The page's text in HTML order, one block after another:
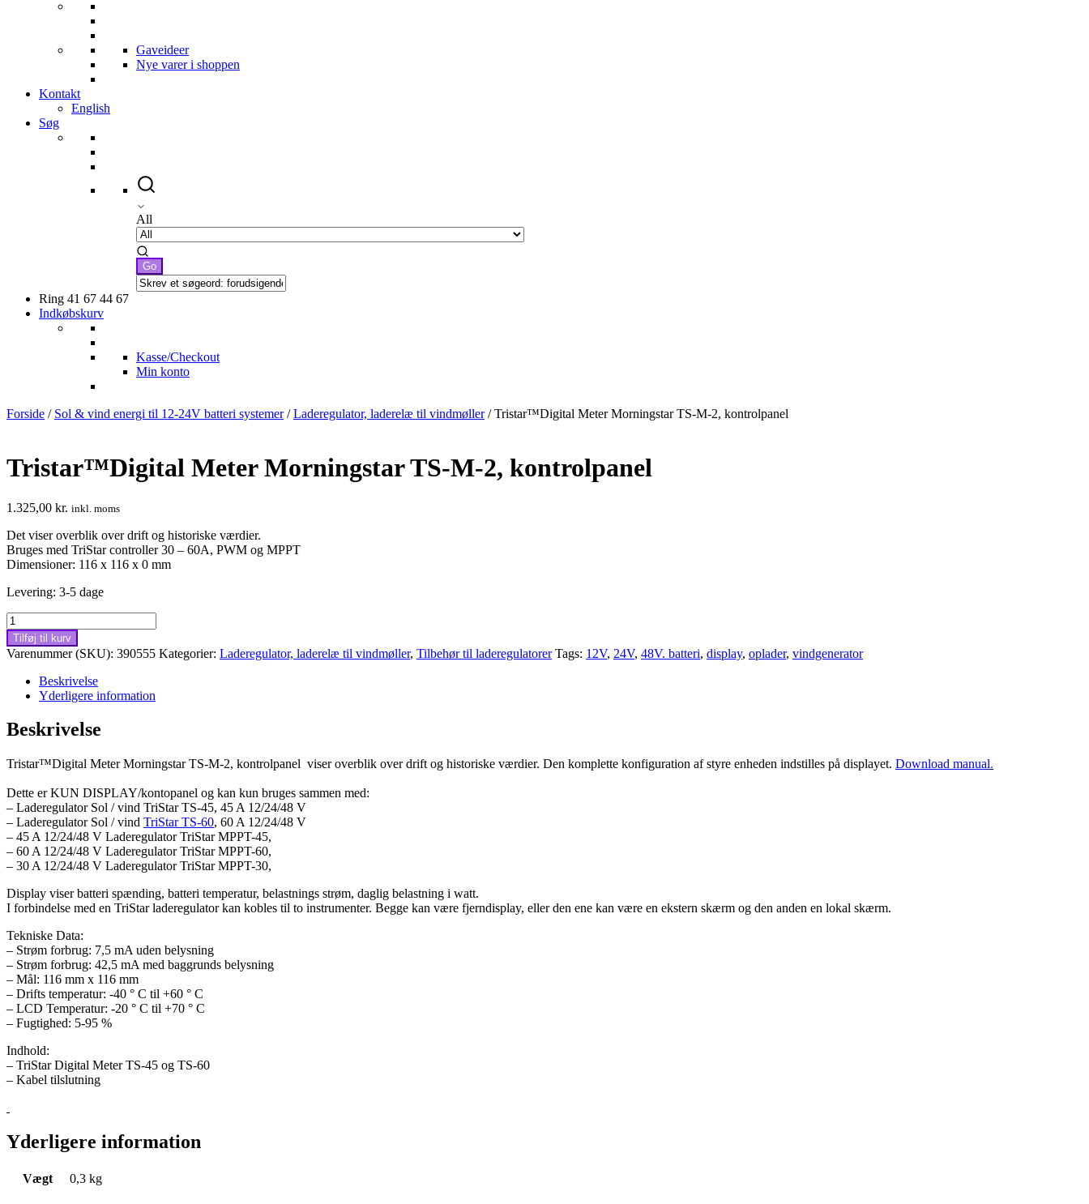
Gaveideer
Nye varer i shoppen
Kontakt
English
Søg
All
Ring 41 67 44 67
Indkøbskurv
Kasse/Checkout
Min konto
Forside / Sol & vind energi til 12-24V batteri systemer/Laderegulator, laderelæ til vindmøller/ Tristar™Digital Meter Morningstar TS-M-2, kontrolpanel
Tristar™Digital Meter Morningstar TS-M-2, kontrolpanel
1.325,00 kr. inkl. moms
Det viser overblik over drift og historiske værdier.
Bruges med TriStar controller 30 – 60A, PWM og MPPT
Dimensioner: 116 x 116 x 0 mm
Levering: 3-5 dage
Tristar™Digital
Meter
Morningstar
TS-
kontrolpanel
antal
Tilføj til kurv
Varenummer (SKU): 390555 Kategorier: Laderegulator, laderelæ til vindmøller, Tilbehør til laderegulatorer Tags: 12V, 24V, 48V. batteri, display, oplader, vindgenerator
Beskrivelse
Yderligere information
Beskrivelse
Tristar™Digital Meter Morningstar TS-M-2, kontrolpanel viser overblik over drift og historiske værdier. Den komplette konfiguration af styre enheden indstilles på displayet. Download manual.
Dette er KUN DISPLAY/kontopanel og kan kun bruges sammen med:
– Laderegulator Sol / vind TriStar TS-45, 45 A 12/24/48 V
– Laderegulator Sol / vind TriStar TS-60, 60 A 12/24/48 V
– 45 A 12/24/48 V Laderegulator TriStar MPPT-45,
– 60 A 12/24/48 V Laderegulator TriStar MPPT-60,
– 30 A 12/24/48 V Laderegulator TriStar MPPT-30,
Display viser batteri spænding, batteri temperatur, belastnings strøm, daglig belastning i watt.
I forbindelse med en TriStar laderegulator kan kobles til to instrumenter. Begge kan være fjerndisplay, eller den ene kan være en ekstern skærm og den anden en lokal skærm.
Tekniske Data:
– Strøm forbrug: 7,5 mA uden belysning
– Strøm forbrug: 42,5 mA med baggrunds belysning
– Mål: 116 mm x 116 mm
– Drifts temperatur: -40 ° C til +60 ° C
– LCD Temperatur: -20 ° C til +70 ° C
– Fugtighed: 5-95 %
Indhold:
– TriStar Digital Meter TS-45 og TS-60
– Kabel tilslutning
Yderligere information
Vægt 0,3 kg